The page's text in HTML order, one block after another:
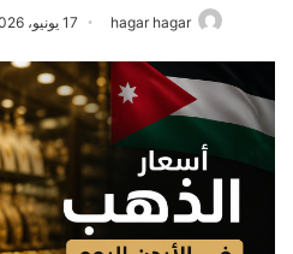
hagar hagar 17 يونيو، 2026